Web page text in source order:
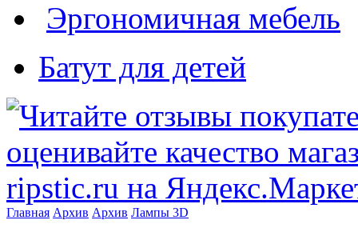
Эргономичная мебель
Батут для детей
Главная Архив Архив Лампы 3D